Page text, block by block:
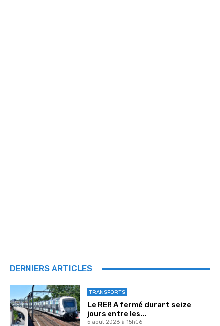
DERNIERS ARTICLES
TRANSPORTS
Le RER A fermé durant seize
jours entre les...
5 août 2026 à 15h06